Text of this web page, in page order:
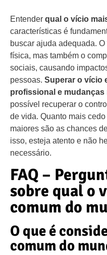
Entender qual o vício
características é
buscar ajuda adequada.
física, mas também o
sociais, causando
pessoas. Superar o vício
profissional e mudanças
possível recuperar o
de vida. Quanto mais
maiores são as chances
isso, esteja atento e não
necessário.
FAQ –
sobre qual o
comum do
O que é
comum do